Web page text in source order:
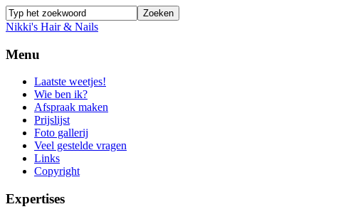
Nikki's Hair & Nails
Menu
Laatste weetjes!
Wie ben ik?
Afspraak maken
Prijslijst
Foto gallerij
Veel gestelde vragen
Links
Copyright
Expertises